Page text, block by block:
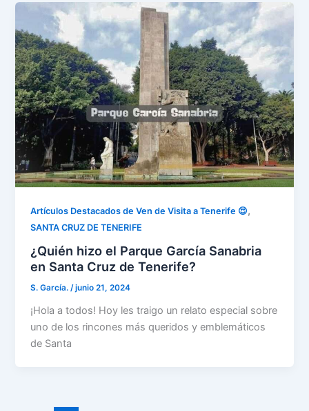
Artículos Destacados de Ven de Visita a Tenerife 😍,
SANTA CRUZ DE TENERIFE
¿Quién hizo el Parque García Sanabria
en Santa Cruz de Tenerife?
S. García./junio 21, 2024
¡Hola a todos! Hoy les traigo un relato especial sobre
uno de los rincones más queridos y emblemáticos
de Santa